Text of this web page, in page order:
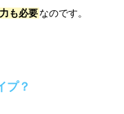
も必要なのです。
プ？